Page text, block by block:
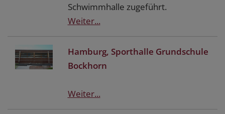
Schwimmhalle zugeführt.
Weiter...
Hamburg, Sporthalle Grundschule
Bockhorn
Weiter...